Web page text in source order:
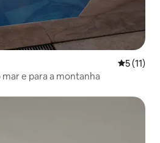
5 de uma
5 (11)
mar e para a montanha